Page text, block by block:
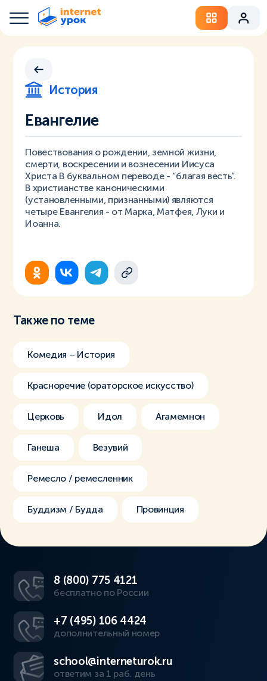
История
Евангелие
Повествования о рождении, земной жизни,
смерти, воскресении и вознесении Иисуса
Христа В буквальном переводе - “благая весть”.
В христианстве каноническими
(установленными, признанными) являются
четыре Евангелия - от Марка, Матфея, Луки и
Иоанна.
Также по теме
Комедия – История
Красноречие (ораторское искусство)
Церковь Идол Агамемнон
Ганеша Везувий
Ремесло / ремесленник
Буддизм / Будда Провинция
8 (800) 775 4121
бесплатно по России
+7 (495) 106 4424
дополнительный номер
school@interneturok.ru
ответим за 1 раб. день